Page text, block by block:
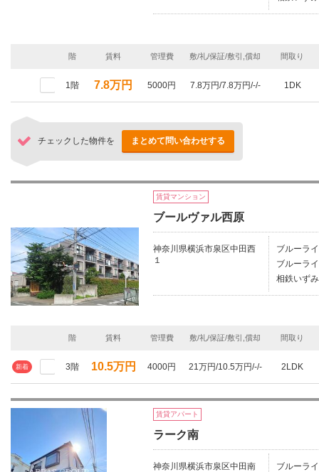
階 賃料 管理費 敷/礼/保証/敷引,償却 間取り
1階 7.8万円 5000円 7.8万円/7.8万円/-/- 1DK
チェックした物件を まとめて問い合わせする
賃貸マンション
ブールヴァル西原
神奈川県横浜市泉区中田西
１
ブルーラ
ブルーラ
相鉄いず
階 賃料 管理費 敷/礼/保証/敷引,償却 間取り
新着 3階 10.5万円 4000円 21万円/10.5万円/-/- 2LDK
賃貸アパート
ラーク南
神奈川県横浜市泉区中田南
ブルーラ